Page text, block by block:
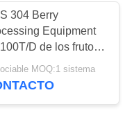
15
304 Berry
Equipment
D de los frutos
MOQ:1 sistema